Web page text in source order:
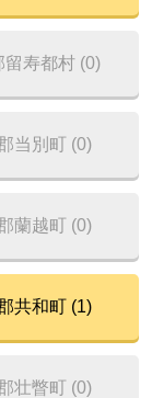
留寿都村 (0)
当別町 (0)
蘭越町 (0)
共和町 (1)
壮瞥町 (0)